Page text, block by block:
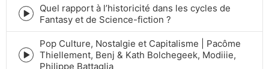
icon
Episode
play
icon
Quel rapport à l’historicité dans les cycles de
Fantasy et de Science-fiction ?
Episode
Pop Culture, Nostalgie et Capitalisme | Pacôme
Thiellement, Benj & Kath Bolchegeek, Modiiie,
Philippe Battaglia